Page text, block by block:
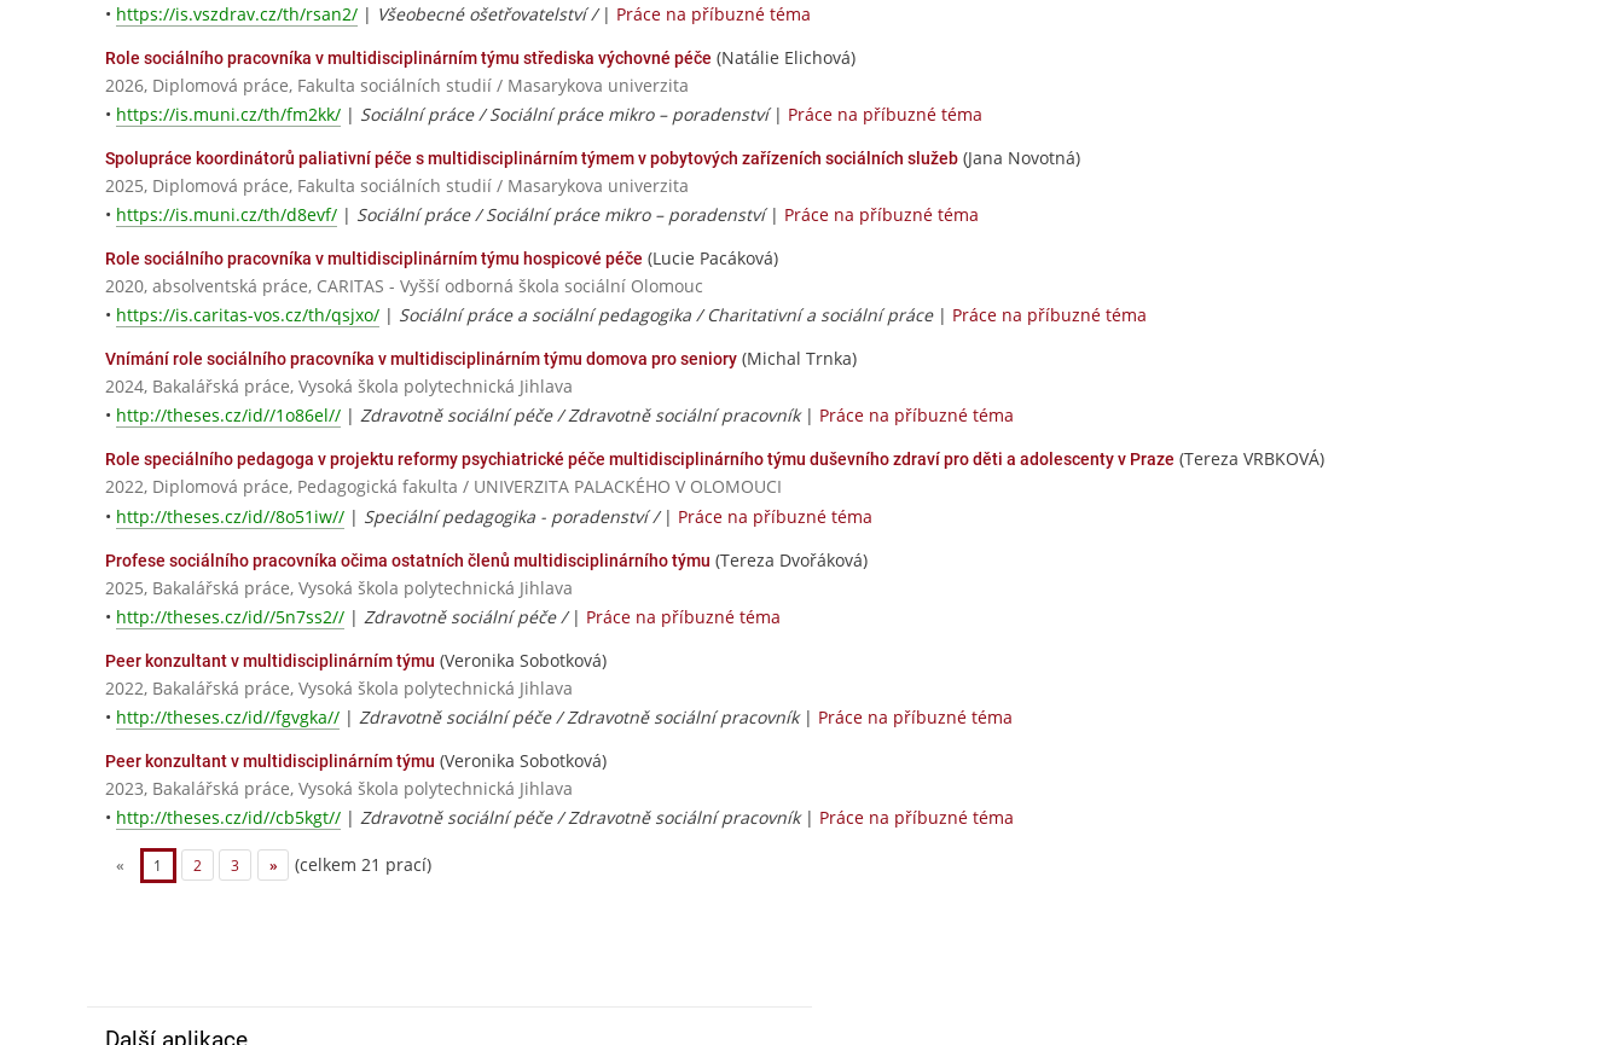
• https://is.vszdrav.cz/th/rsan2/ | Všeobecné ošetřovatelství / | Práce na příbuzné téma
Role sociálního pracovníka v multidisciplinárním týmu střediska výchovné péče (Natálie Elichová)
2026, Diplomová práce, Fakulta sociálních studií / Masarykova univerzita
• https://is.muni.cz/th/fm2kk/ | Sociální práce / Sociální práce mikro – poradenství| Práce na příbuzné téma
Spolupráce koordinátorů paliativní péče s multidisciplinárním týmem v pobytových zařízeních sociálních služeb (Jana Novotná)
2025, Diplomová práce, Fakulta sociálních studií / Masarykova univerzita
• https://is.muni.cz/th/d8evf/ | Sociální práce / Sociální práce mikro – poradenství| Práce na příbuzné téma
Role sociálního pracovníka v multidisciplinárním týmu hospicové péče (Lucie Pacáková)
2020, absolventská práce, CARITAS - Vyšší odborná škola sociální Olomouc
• https://is.caritas-vos.cz/th/qsjxo/ | Sociální práce a sociální pedagogika / Charitativní a sociální práce| Práce na příbuzné téma
Vnímání role sociálního pracovníka v multidisciplinárním týmu domova pro seniory (Michal Trnka)
2024, Bakalářská práce, Vysoká škola polytechnická Jihlava
• http://theses.cz/id//1o86el// | Zdravotně sociální péče / Zdravotně sociální pracovník| Práce na příbuzné téma
Role speciálního pedagoga v projektu reformy psychiatrické péče multidisciplinárního týmu duševního zdraví pro děti a adolescenty v Praze (Tereza VRBKOVÁ)
2022, Diplomová práce, Pedagogická fakulta / UNIVERZITA PALACKÉHO V OLOMOUCI
• http://theses.cz/id//8o51iw// | Speciální pedagogika - poradenství / | Práce na příbuzné téma
Profese sociálního pracovníka očima ostatních členů multidisciplinárního týmu (Tereza Dvořáková)
2025, Bakalářská práce, Vysoká škola polytechnická Jihlava
• http://theses.cz/id//5n7ss2// | Zdravotně sociální péče / | Práce na příbuzné téma
Peer konzultant v multidisciplinárním týmu (Veronika Sobotková)
2022, Bakalářská práce, Vysoká škola polytechnická Jihlava
• http://theses.cz/id//fgvgka// | Zdravotně sociální péče / Zdravotně sociální pracovník| Práce na příbuzné téma
Peer konzultant v multidisciplinárním týmu (Veronika Sobotková)
2023, Bakalářská práce, Vysoká škola polytechnická Jihlava
• http://theses.cz/id//cb5kgt// | Zdravotně sociální péče / Zdravotně sociální pracovník| Práce na příbuzné téma
« 1 2 3 » (celkem 21 prací)